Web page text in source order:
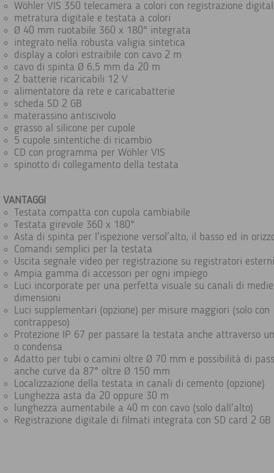
Wöhler VIS 350 telecamera a colori con registrazione
metratura digitale e testata a colori
Ø 40 mm ruotabile 360 x 180° integrata
integrato nella robusta valigia sintetica
display a colori estraibile con cavo 2 m
cavo di spinta Ø 6,5 mm da 20 m
2 batterie ricaricabili 12 V
alimentatore da rete e caricabatterie
scheda SD 2 GB
materassino antiscivolo
grasso al silicone per cupole
5 cupole sintentiche di ricambio
CD con programma per Wöhler VIS
spinotto di collegamento della testata
VANTAGGI
Testata compatta con cupola cambiabile
Testata girevole 360 x 180°
Asta di spinta per l'ispezione versol'alto, il basso ed in
Comandi semplici per la testata
Uscita segnale video per registrazione su registratori esterni
Ampia gamma di accessori per ogni impiego
Luci incorporate per una perfetta visuale su canali di medie
dimensioni
Luci supplementari (opzione) per misure maggiori (solo con
contrappeso)
Protezione IP 67 per passare la testata anche attraverso
o condensa
Adatto per tubi o camini oltre Ø 70 mm e possibilità di
anche curve da 87° oltre Ø 150 mm
Localizzazione della testata in canali di cemento (opzione)
Lunghezza asta da 20 oppure 30 m
lunghezza aumentabile a 40 m con cavo (solo dall'alto)
Registrazione digitale di filmati integrata con SD card 2 GB